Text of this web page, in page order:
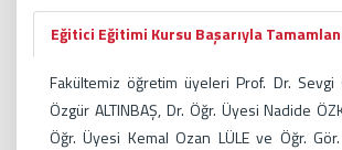
Eğitici Eğitimi Kursu Başarıyla
Fakültemiz öğretim üyeleri Prof. Dr. Sevgi
Özgür ALTINBAŞ, Dr. Öğr. Üyesi Nadide
Öğr. Üyesi Kemal Ozan LÜLE ve Öğr.